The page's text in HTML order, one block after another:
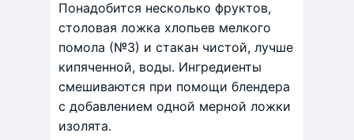
Понадобится несколько фруктов,
столовая ложка хлопьев мелкого
помола (№3) и стакан чистой, лучше
кипяченной, воды. Ингредиенты
смешиваются при помощи блендера
с добавлением одной мерной ложки
изолята.